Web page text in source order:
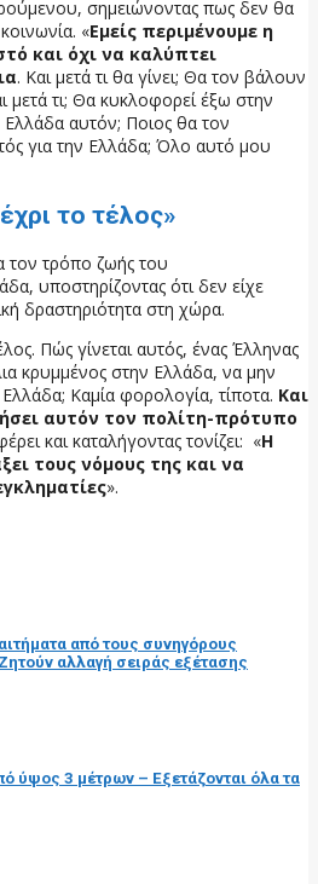
σημειώνοντας πως δεν θα
«Εμείς περιμένουμε η
και όχι να καλύπτει
. Και μετά τι θα γίνει; Θα τον βάλουν
μετά τι; Θα κυκλοφορεί έξω στην
Ελλάδα αυτόν; Ποιος θα τον
για την Ελλάδα; Όλο αυτό μου
το τέλος»
τον τρόπο ζωής του
υποστηρίζοντας ότι δεν είχε
δραστηριότητα στη χώρα.
Πώς γίνεται αυτός, ένας Έλληνας
κρυμμένος στην Ελλάδα, να μην
Ελλάδα; Καμία φορολογία, τίποτα. Και
αυτόν τον πολίτη-πρότυπο
και καταλήγοντας τονίζει: «Η
τους νόμους της και να
».
από τους συνηγόρους
αλλαγή σειράς εξέτασης
ύψος 3 μέτρων – Εξετάζονται όλα τα